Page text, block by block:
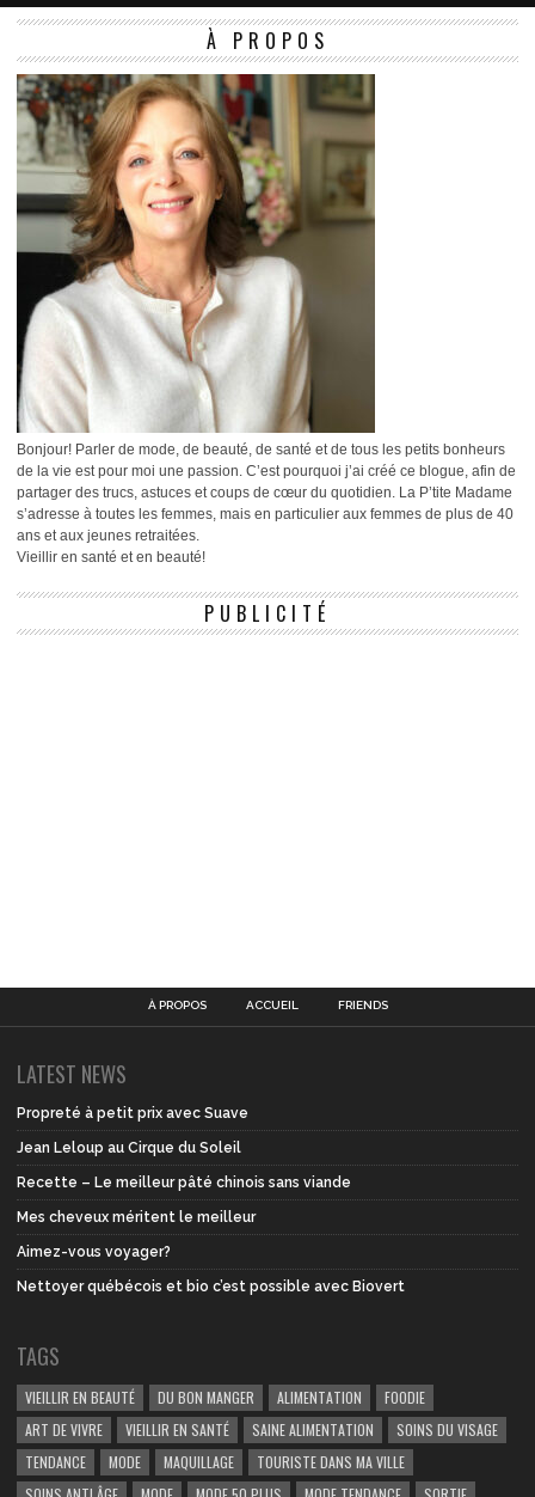
À PROPOS
Bonjour! Parler de mode, de beauté, de santé et de tous les petits bonheurs
de la vie est pour moi une passion. C’est pourquoi j’ai créé ce blogue, afin de
partager des trucs, astuces et coups de cœur du quotidien. La P’tite Madame
s’adresse à toutes les femmes, mais en particulier aux femmes de plus de 40
ans et aux jeunes retraitées.
Vieillir en santé et en beauté!
PUBLICITÉ
À PROPOS ACCUEIL FRIENDS
LATEST NEWS
Propreté à petit prix avec Suave
Jean Leloup au Cirque du Soleil
Recette – Le meilleur pâté chinois sans viande
Mes cheveux méritent le meilleur
Aimez-vous voyager?
Nettoyer québécois et bio c’est possible avec Biovert
TAGS
VIEILLIR EN BEAUTÉ DU BON MANGER ALIMENTATION
FOODIE
ART DE VIVRE
VIEILLIR EN SANTÉ SAINE ALIMENTATION
SOINS DU VISAGE
TENDANCE
MODE MAQUILLAGE
TOURISTE DANS MA VILLE